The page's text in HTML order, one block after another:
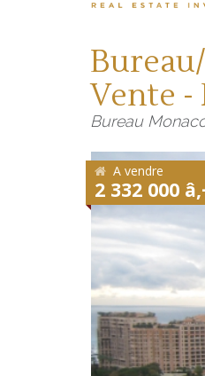
Vente
Bureau
A vendre
2 332 000